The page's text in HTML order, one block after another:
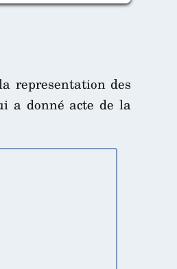
representation des
a donné acte de la